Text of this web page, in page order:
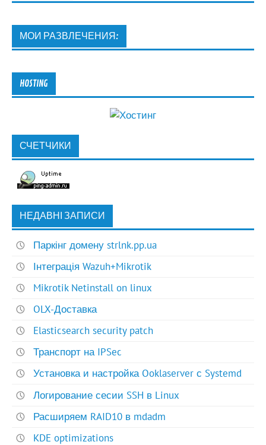
МОИ РАЗВЛЕЧЕНИЯ:
HOSTING
СЧЕТЧИКИ
НЕДАВНІ ЗАПИСИ
Паркінг домену strlnk.pp.ua
Інтеграція Wazuh+Mikrotik
Mikrotik Netinstall on linux
OLX-Доставка
Elasticsearch security patch
Транспорт на IPSec
Установка и настройка Ooklaserver с Systemd
Логирование сесии SSH в Linux
Расширяем RAID10 в mdadm
KDE optimizations